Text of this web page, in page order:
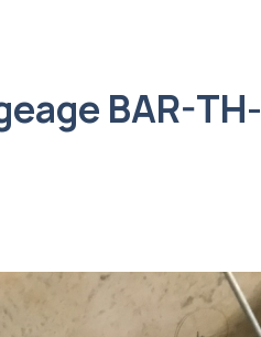
BAR-TH-